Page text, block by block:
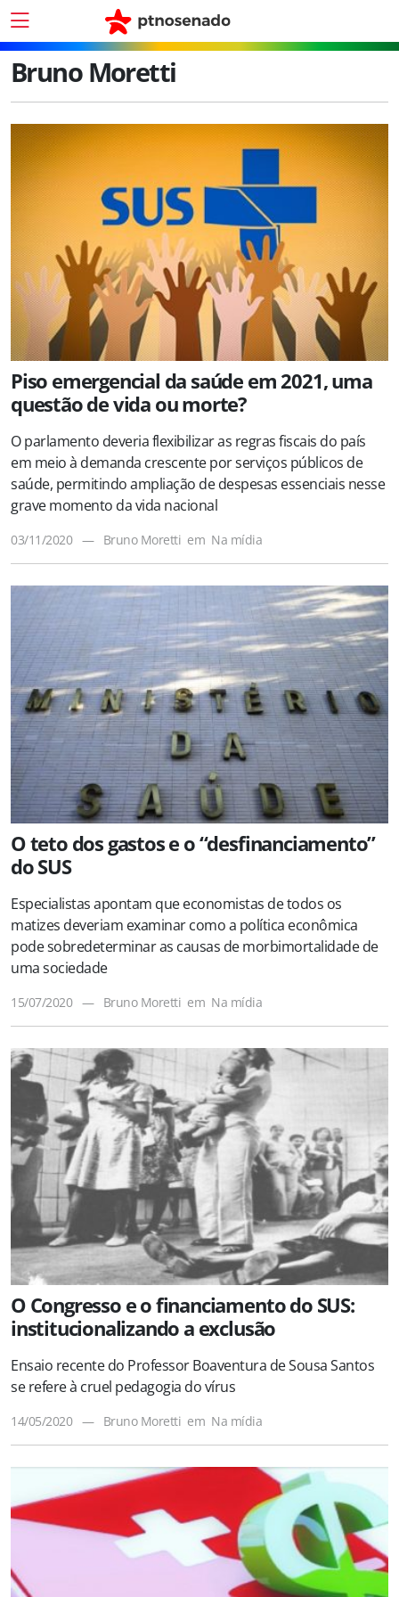
Bruno Moretti
Piso emergencial da saúde em 2021, uma
questão de vida ou morte?
O parlamento deveria flexibilizar as regras fiscais do país
em meio à demanda crescente por serviços públicos de
saúde, permitindo ampliação de despesas essenciais nesse
grave momento da vida nacional
03/11/2020 — Bruno Moretti em Na mídia
O teto dos gastos e o “desfinanciamento”
do SUS
Especialistas apontam que economistas de todos os
matizes deveriam examinar como a política econômica
pode sobredeterminar as causas de morbimortalidade de
uma sociedade
15/07/2020 — Bruno Moretti em Na mídia
O Congresso e o financiamento do SUS:
institucionalizando a exclusão
Ensaio recente do Professor Boaventura de Sousa Santos
se refere à cruel pedagogia do vírus
14/05/2020 — Bruno Moretti em Na mídia